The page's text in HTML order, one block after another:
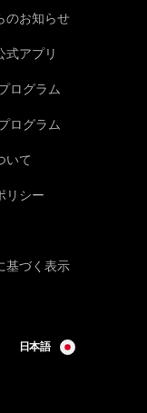
のお知らせ
式アプリ
ログラム
ログラム
いて
リシー
基づく表示
日本語